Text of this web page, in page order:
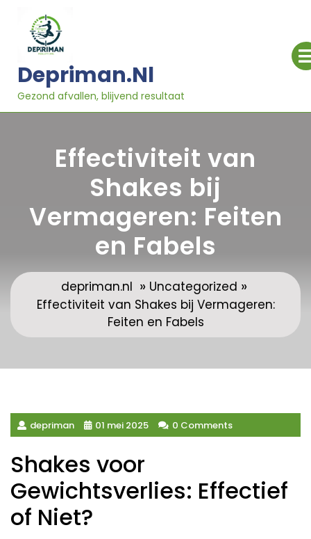
inhoud
Depriman.nl
Gezond afvallen, blijvend resultaat
Effectiviteit van
Shakes bij
Vermageren: Feiten
en Fabels
depriman.nl » Uncategorized »
Effectiviteit van Shakes bij Vermageren:
Feiten en Fabels
depriman 01 mei 2025 0 Comments
Shakes voor
Gewichtsverlies: Effectief
of Niet?